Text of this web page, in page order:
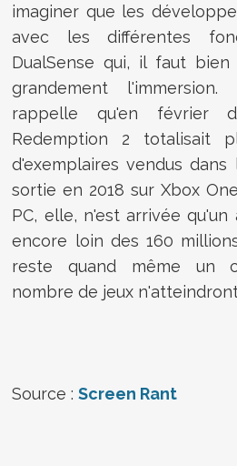
imaginer que les
avec les différentes
DualSense qui, il faut bien
grandement
rappelle qu'en février
Redemption 2 totalisait
d'exemplaires vendus
sortie en 2018 sur Xbox
PC, elle, n'est arrivée
encore loin des 160
reste quand même un
nombre de jeux
Source :Screen Rant